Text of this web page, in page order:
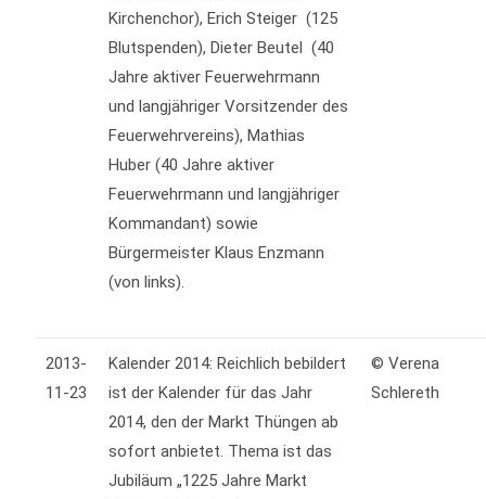
Kirchenchor), Erich Steiger (125
Blutspenden), Dieter Beutel (40
Jahre aktiver Feuerwehrmann
und langjähriger Vorsitzender des
Feuerwehrvereins), Mathias
Huber (40 Jahre aktiver
Feuerwehrmann und langjähriger
Kommandant) sowie
Bürgermeister Klaus Enzmann
(von links).
2013-
11-23
Kalender 2014: Reichlich bebildert
ist der Kalender für das Jahr
2014, den der Markt Thüngen ab
sofort anbietet. Thema ist das
Jubiläum „1225 Jahre Markt
© Verena
Schlereth